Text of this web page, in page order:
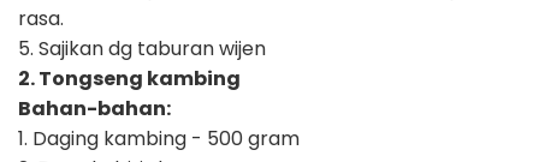
rasa.
5. Sajikan dg taburan wijen
2. Tongseng kambing
Bahan-bahan:
1. Daging kambing - 500 gram